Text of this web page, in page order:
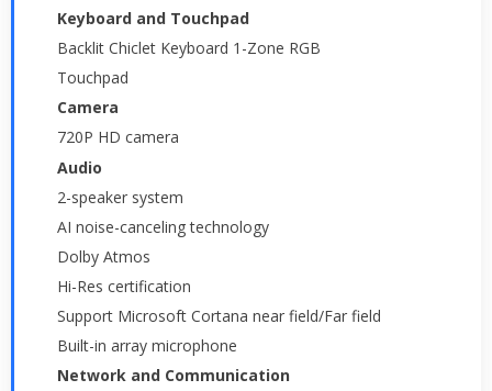
Keyboard and Touchpad
Backlit Chiclet Keyboard 1-Zone RGB
Touchpad
Camera
720P HD camera
Audio
2-speaker system
AI noise-canceling technology
Dolby Atmos
Hi-Res certification
Support Microsoft Cortana near field/Far field
Built-in array microphone
Network and Communication